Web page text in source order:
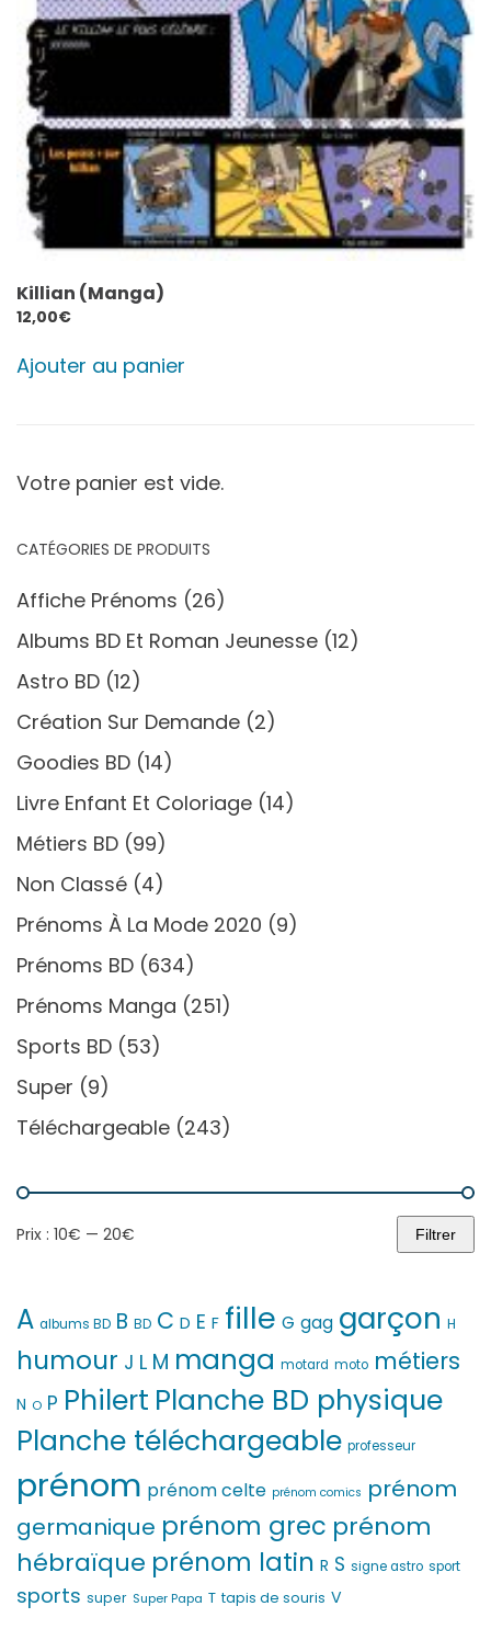
Killian (Manga)
12,00€
Ajouter au panier
Votre panier est vide.
CATÉGORIES DE PRODUITS
Affiche Prénoms (26)
Albums BD Et Roman Jeunesse (12)
Astro BD (12)
Création Sur Demande (2)
Goodies BD (14)
Livre Enfant Et Coloriage (14)
Métiers BD (99)
Non Classé (4)
Prénoms À La Mode 2020 (9)
Prénoms BD (634)
Prénoms Manga (251)
Sports BD (53)
Super (9)
Téléchargeable (243)
Prix
Prix
Filtrer
Prix : 10€ — 20€
A albums BD B BD C D E F fille G gag garçon H
humour J L M manga motard moto métiers
N O P Philert Planche BD physique
Planche téléchargeable professeur
prénom prénom celte prénom comics prénom
germanique prénom grec prénom
hébraïque prénom latin R S signe astro sport
sports super Super Papa T tapis de souris V